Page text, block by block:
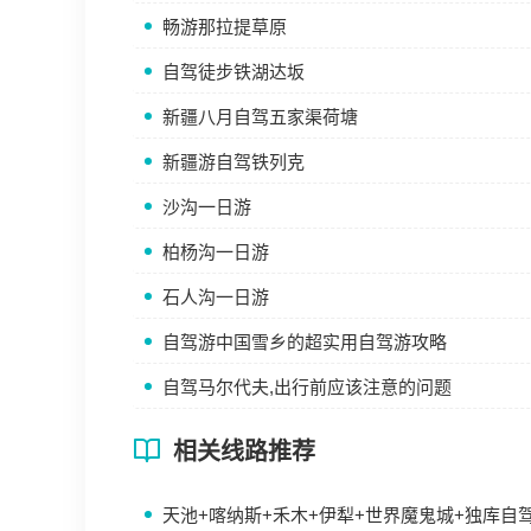
畅游那拉提草原
自驾徒步铁湖达坂
新疆八月自驾五家渠荷塘
新疆游自驾铁列克
沙沟一日游
柏杨沟一日游
石人沟一日游
自驾游中国雪乡的超实用自驾游攻略
自驾马尔代夫,出行前应该注意的问题
相关线路推荐
天池+喀纳斯+禾木+伊犁+世界魔鬼城+独库自